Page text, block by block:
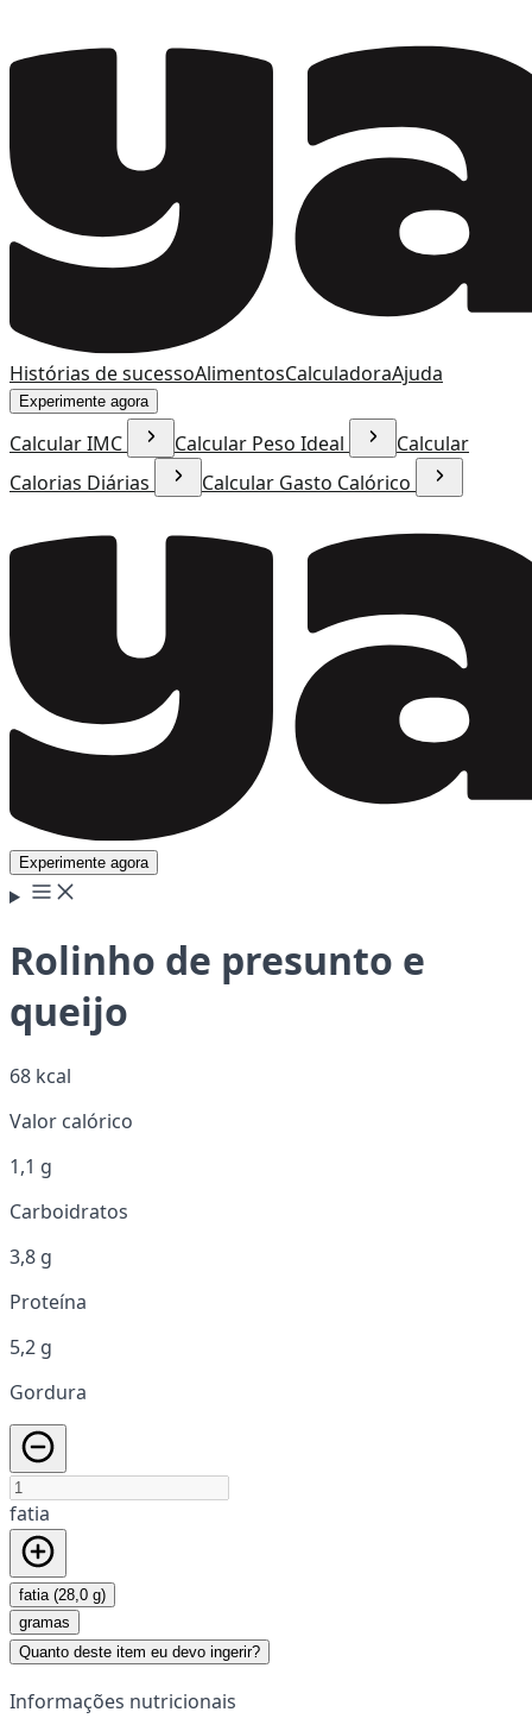
Histórias de sucessoAlimentosCalculadoraAjuda
Experimente agora
Calcular IMC Calcular Peso Ideal
Calcular
Calorias Diárias
Calcular Gasto Calórico
Experimente agora
Rolinho de presunto e
queijo
68 kcal
Valor calórico
1,1 g
Carboidratos
3,8 g
Proteína
5,2 g
Gordura
fatia
fatia (28,0 g)
gramas
Quanto deste item eu devo ingerir?
Informações nutricionais